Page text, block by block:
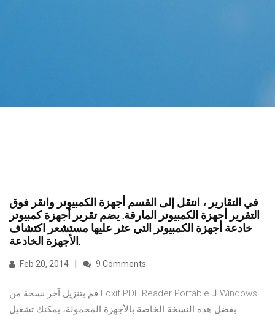
في التقارير ، انتقل إلى القسم أجهزة الكمبيوتر وانقر فوق
التقرير أجهزة الكمبيوتر المارقة. يضم تقرير أجهزة كمبيوتر
خادعة أجهزة الكمبيوتر التي عثر عليها مستشعر اكتشاف
الأجهزة الخادعة.
Feb 20, 2014 9 Comments
قم بتنزيل آخر نسخة من Foxit PDF Reader Portable لـ Windows.
بفضل هذه النسخة الخاصة بالأجهزة المحمولة، يمكنك تشغيل